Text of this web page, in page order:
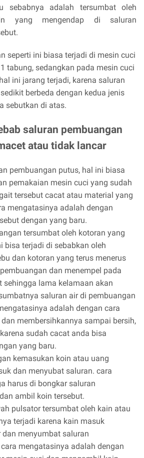
sebabnya adalah tersumbat oleh
yang mengendap di saluran
seperti ini biasa terjadi di mesin cuci
tabung, sedangkan pada mesin cuci
ini jarang terjadi, karena saluran
berbeda dengan kedua jenis
sebutkan di atas.
saluran pembuangan
atau tidak lancar
pembuangan putus, hal ini biasa
pemakaian mesin cuci yang sudah
tersebut cacat atau material yang
mengatasinya adalah dengan
dengan yang baru.
tersumbat oleh kotoran yang
bisa terjadi di sebabkan oleh
dan kotoran yang terus menerus
dan menempel pada
sehingga lama kelamaan akan
saluran air di pembuangan
adalah dengan cara
membersihkannya sampai bersih,
sudah cacat anda bisa
yang baru.
kemasukan koin atau uang
dan menyubat saluran. cara
harus di bongkar saluran
ambil koin tersebut.
pulsator tersumbat oleh kain atau
terjadi karena kain masuk
menyumbat saluran
mengatasinya adalah dengan